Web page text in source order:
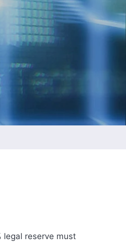
と人権
ジンケンセイサク
ライヤー管理
の持続報告
legal reserve must